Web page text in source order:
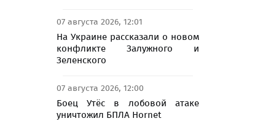
07 августа 2026, 12:01
На Украине рассказали о новом
конфликте Залужного и
Зеленского
07 августа 2026, 12:00
Боец Утёс в лобовой атаке
уничтожил БПЛА Hornet